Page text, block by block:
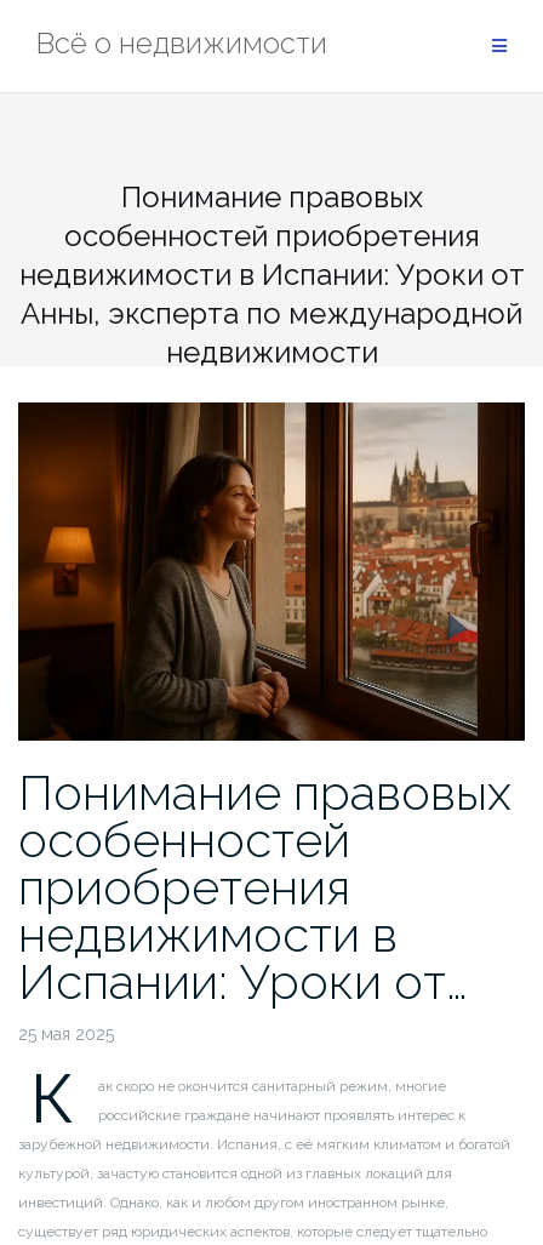
Всё о недвижимости
Понимание правовых
особенностей приобретения
недвижимости в Испании: Уроки от
Анны, эксперта по международной
недвижимости
недвижимости в Испании: Уроки от Анны, эксперта по международной
Понимание правовых
особенностей
приобретения
недвижимости в
Испании: Уроки от…
25 мая 2025
К
ак скоро не окончится санитарный режим, многие
российские граждане начинают проявлять интерес к
зарубежной недвижимости. Испания, с её мягким климатом и богатой
культурой, зачастую становится одной из главных локаций для
инвестиций. Однако, как и любом другом иностранном рынке,
существует ряд юридических аспектов, которые следует тщательно